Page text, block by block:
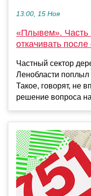
13:00, 15 Ноя
«Плывем». Часть
откачивать
Частный сектор
Ленобласти поплыл
Такое, говорят, не
решение вопроса